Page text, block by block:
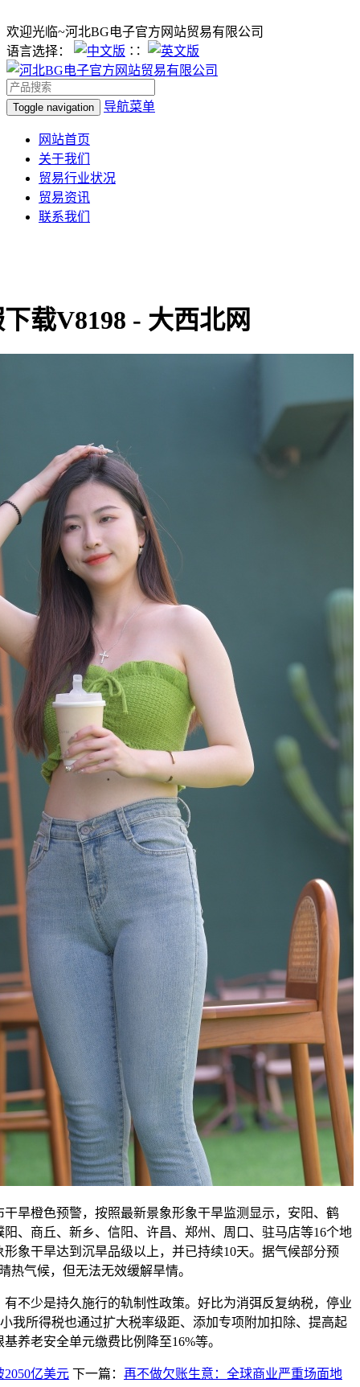
欢迎光临~河北BG电子官方网站贸易有限公司
语言选择：
∷
Toggle navigation 导航菜单
网站首页
关于我们
贸易行业状况
贸易资讯
联系我们
载V8198 - 大西北网
橙色预警，按照最新景象形象干旱监测显示，安阳、鹤
、商丘、新乡、信阳、许昌、郑州、周口、驻马店等16个地
象干旱达到沉旱品级以上，并已持续10天。据气候部分预
热气候，但无法无效缓解旱情。
少是持久施行的轨制性政策。好比为消弭反复纳税，停业
我所得税也通过扩大税率级距、添加专项附加扣除、提高起
养老安全单元缴费比例降至16%等。
2050亿美元 下一篇： 再不做欠账生意：全球商业严重场面地